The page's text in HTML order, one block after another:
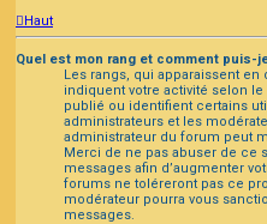
Haut
Quel est mon rang et comment puis-
Les rangs, qui apparaissent en
indiquent votre activité selon
publié ou identifient certains
administrateurs et les
administrateur du forum peut
Merci de ne pas abuser de ce
messages afin d’augmenter
forums ne toléreront pas ce
modérateur pourra vous
messages.